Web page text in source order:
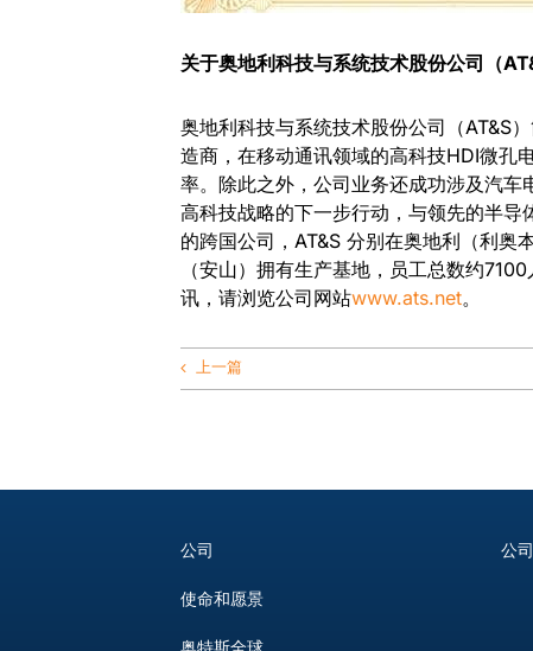
关于奥地利科技与系统技术股份公司（
奥地利科技与系统技术股份公司（AT&S
造商，在移动通讯领域的高科技HDI微孔
率。除此之外，公司业务还成功涉及汽
高科技战略的下一步行动，与领先的半
的跨国公司，AT&S 分别在奥地利（利奥
（安山）拥有生产基地，员工总数约
讯，请浏览公司网站www.ats.net。
上一篇
公司
使命和愿景
奥特斯全球
公